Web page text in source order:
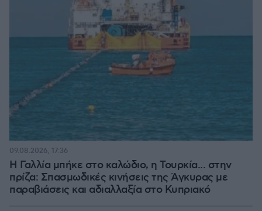
Η Γαλλία μπήκε στο καλώδιο, η Τουρκία... στην
πρίζα: Σπασμωδικές κινήσεις της Άγκυρας με
παραβιάσεις και αδιαλλαξία στο Κυπριακό
09.08.2026, 17:36